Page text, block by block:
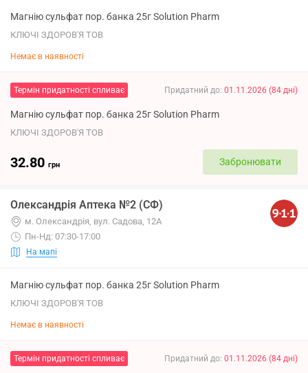
Магнію сульфат пор. банка 25г Solution Pharm
КЛЮЧІ ЗДОРОВ'Я ТОВ
Немає в наявності
Термін придатності спливає Придатний до: 01.11.2026 (84 дні)
Магнію сульфат пор. банка 25г Solution Pharm
КЛЮЧІ ЗДОРОВ'Я ТОВ
32.80 грн Забронювати
Олександрія Аптека №2 (СФ)
м. Олександрія, вул. Садова, 12А
Пн-Нд: 07:30-17:00
На мапі
Магнію сульфат пор. банка 25г Solution Pharm
КЛЮЧІ ЗДОРОВ'Я ТОВ
Немає в наявності
Термін придатності спливає Придатний до: 01.11.2026 (84 дні)